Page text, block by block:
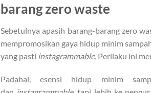
barang zero waste
Sebetulnya apasih barang-barang zero
mempromosikan gaya hidup minim
yang pasti instagrammable. Perilaku ini
Padahal, esensi hidup minim